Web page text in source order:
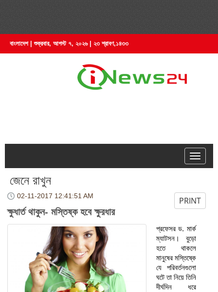
বাংলাদেশ | শুক্রবার, আগস্ট ৭, ২০২৬ | ২৩ শ্রাবণ,১৪৩৩
জেনে রাখুন
PRINT
02-11-2017 12:41:51 AM
ক্ষুধার্ত থাকুন- মস্তিষ্ক হবে ক্ষুরধার
প্রফেসর ড. মার্ক
ম্যাটসন। বুড়ো
হতে থাকলে
মানুষের মস্তিষ্কে
যে পরিবর্তনগুলো
ঘটে তা নিয়ে তিনি
দীর্ঘদিন ধরে